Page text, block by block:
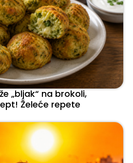
„bljak“ na brokoli,
Želeće repete